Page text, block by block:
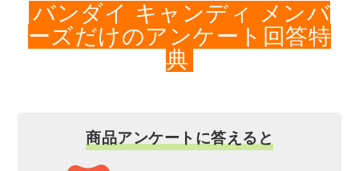
バンダイ キャンディ メンバ
ーズだけのアンケート回答特
典
商品アンケートに答えると